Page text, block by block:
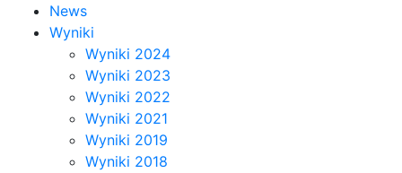
News
Wyniki
Wyniki 2024
Wyniki 2023
Wyniki 2022
Wyniki 2021
Wyniki 2019
Wyniki 2018